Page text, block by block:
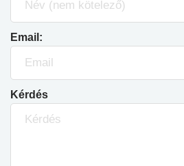
Email:
Kérdés